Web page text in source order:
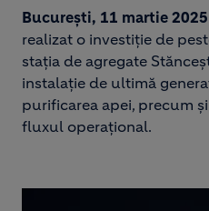
București, 11 martie 2025
realizat o investiție de
stația de agregate
instalație de ultimă
purificarea apei, precum
fluxul operațional.